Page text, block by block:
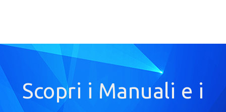
Scopri i Manuali e i